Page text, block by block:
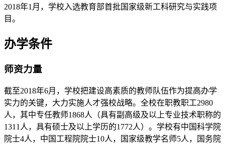
2018年1月，学校入选教育部首批国家级新工科研究与实践项
目。
办学条件
师资力量
截至2018年6月，学校把建设高素质的教师队伍作为提高办学
实力的关键，大力实施人才强校战略。全校在职教职工2980
人，其中专任教师1868人（具有副高级及以上专业技术职称的
1311人，具有硕士及以上学历的1772人）。学校有中国科学院
院士4人，中国工程院院士10人，国家级教学名师5人，国务院